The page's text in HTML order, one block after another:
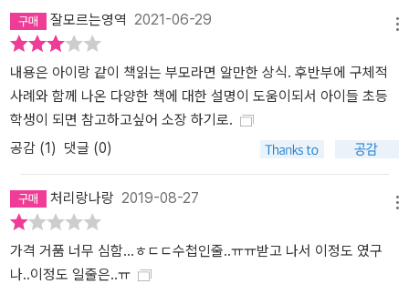
잘모르는영역 2021-06-29
내용은 아이랑 같이 책읽는 부모라면 알만한 상식. 후반부에 구체적
사례와 함께 나온 다양한 책에 대한 설명이 도움이되서 아이들 초등
학생이 되면 참고하고싶어 소장 하기로.
공감 (1) 댓글 (0)
처리랑나랑 2019-08-27
가격 거품 너무 심함...ㅎㄷㄷ수첩인줄..ㅠㅠ받고 나서 이정도 였구
나..이정도 일줄은..ㅠ